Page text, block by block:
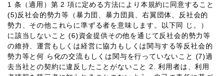
1 条（適⽤）第 2 項に定める⽅法により本規約に同意すること
(5)反社会的勢⼒等（暴⼒団、暴⼒団員、右翼団体、反社会的
勢⼒、その他これらに準ずる者を意味します。以下同 じ。）
に該当しないこと (6)資⾦提供その他を通じて反社会的勢⼒等
の維持、運営もしくは経営に協⼒もしくは関与する等反社会的
勢⼒等と何 ら化の交流もしくは関与を⾏っていないこと (7)過
去当社との契約に違反したことがないこと 2. 利⽤者は、利⽤